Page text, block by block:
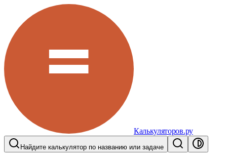
Калькуляторов.ру
Найдите калькулятор по названию или задаче